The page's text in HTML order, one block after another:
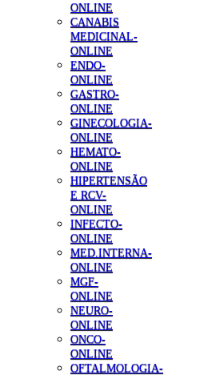
ONLINE
CANABIS
MEDICINAL-
ONLINE
ENDO-
ONLINE
GASTRO-
ONLINE
GINECOLOGIA-
ONLINE
HEMATO-
ONLINE
HIPERTENSÃO
E RCV-
ONLINE
INFECTO-
ONLINE
MED.INTERNA-
ONLINE
MGF-
ONLINE
NEURO-
ONLINE
ONCO-
ONLINE
OFTALMOLOGIA-